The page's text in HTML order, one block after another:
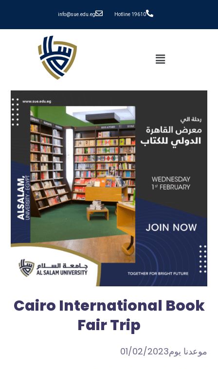
info@sue.edu.eg Hotline 19610
Cairo International Book
Fair Trip
موعدنا يوم01/02/2023